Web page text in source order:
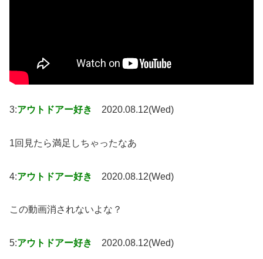
3:アウトドアー好き 2020.08.12(Wed)
1回見たら満足しちゃったなあ
4:アウトドアー好き 2020.08.12(Wed)
この動画消されないよな？
5:アウトドアー好き 2020.08.12(Wed)